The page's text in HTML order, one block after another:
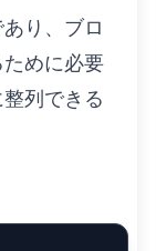
り、ブロ
めに必要
列できる